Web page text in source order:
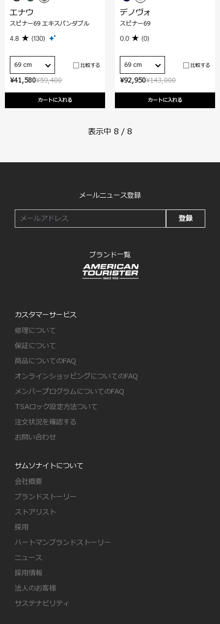
¥59,400
¥41,580
カートに入れる
エナウ
スピナー69 エキスパンダブル
4.8 (130)
69 cm 比較する
¥143,000
¥92,950
カートに入れる
デノヴォ
スピナー69
0.0 (0)
69 cm 比較する
表示中 8 / 8
メールニュース登録
登録
ブランド一覧
カスタマーサービス
修理について
保証について
商品についてのFAQ
オンラインショッピングについてのFAQ
メンバープログラムについてのFAQ
TSAロック設定方法ついて
注文状況を確認する
お問い合わせ
サムソナイトについて
会社概要
ブランドストーリー
ストアリスト
採用
ハートマンブランドストーリー
ニュース
採用情報
法人のお客様
サステナビリティ